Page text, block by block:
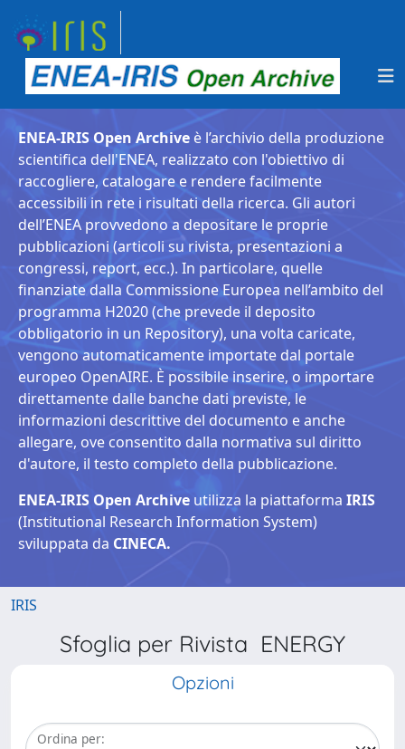
ENEA-IRIS Open Archive è l’archivio della produzione
scientifica dell'ENEA, realizzato con l'obiettivo di
raccogliere, catalogare e rendere facilmente
accessibili in rete i risultati della ricerca. Gli autori
dell’ENEA provvedono a depositare le proprie
pubblicazioni (articoli su rivista, presentazioni a
congressi, report, ecc.). In particolare, quelle
finanziate dalla Commissione Europea nell’ambito del
programma H2020 (che prevede il deposito
obbligatorio in un Repository), una volta caricate,
vengono automaticamente importate dal portale
europeo OpenAIRE. È possibile inserire, o importare
direttamente dalle banche dati previste, le
informazioni descrittive del documento e anche
allegare, ove consentito dalla normativa sul diritto
d'autore, il testo completo della pubblicazione.
ENEA-IRIS Open Archive utilizza la piattaforma IRIS
(Institutional Research Information System)
sviluppata da CINECA.
IRIS
Sfoglia per Rivista ENERGY
Opzioni
Ordina per: